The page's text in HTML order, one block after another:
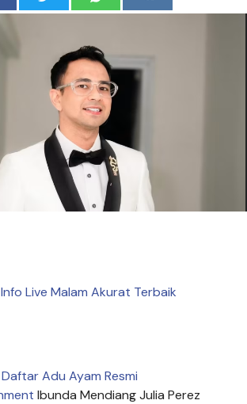
Live Malam Akurat Terbaik
Daftar Adu Ayam Resmi
Ibunda Mendiang Julia Perez